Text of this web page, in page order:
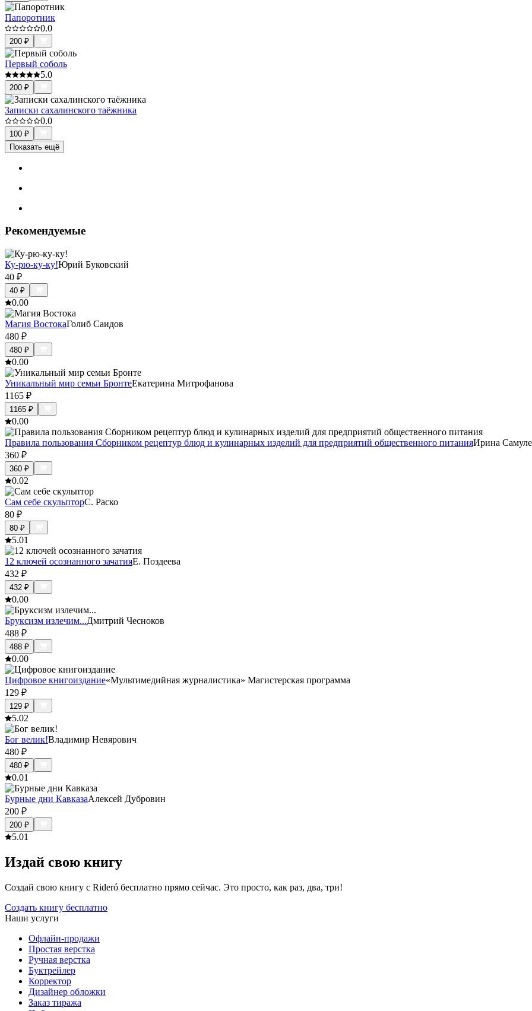
Папоротник
0.0
200 ₽
Первый соболь
5.0
200 ₽
Записки сахалинского таёжника
0.0
100 ₽
Показать ещё
Рекомендуемые
Ку-рю-ку-ку!Юрий Буковский
40 ₽
40 ₽
0.00
Магия ВостокаГолиб Саидов
480 ₽
480 ₽
0.00
Уникальный мир семьи БронтеЕкатерина Митрофанова
1165 ₽
1165 ₽
0.00
Правила пользования Сборником рецептур блюд и кулинарных изделий для предприятий общественного питанияИрина
360 ₽
360 ₽
0.02
Сам себе скульпторС. Раско
80 ₽
80 ₽
5.01
12 ключей осознанного зачатияЕ. Поздеева
432 ₽
432 ₽
0.00
Бруксизм излечим...Дмитрий Чесноков
488 ₽
488 ₽
0.00
Цифровое книгоиздание«Мультимедийная журналистика» Магистерская программа
129 ₽
129 ₽
5.02
Бог велик!Владимир Невярович
480 ₽
480 ₽
0.01
Бурные дни КавказаАлексей Дубровин
200 ₽
200 ₽
5.01
Издай свою книгу
Создай свою книгу с Rideró бесплатно прямо сейчас. Это просто, как раз, два, три!
Создать книгу бесплатно
Наши услуги
Офлайн-продажи
Простая верстка
Ручная верстка
Буктрейлер
Корректор
Дизайнер обложки
Заказ тиража